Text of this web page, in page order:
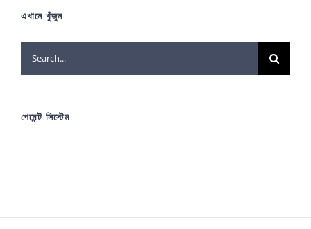
এখানে খুঁজুন
Search
for:
পেমেন্ট সিস্টেম